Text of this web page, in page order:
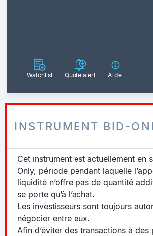
Watchlist Quote alert Aide
INSTRUMENT BID-
Cet instrument est actuellement en
Only, période pendant laquelle
liquidité n’offre pas de quantité
se porte qu’à l’achat.
Les investisseurs sont toujours
négocier entre eux.
Afin d’éviter des transactions à des